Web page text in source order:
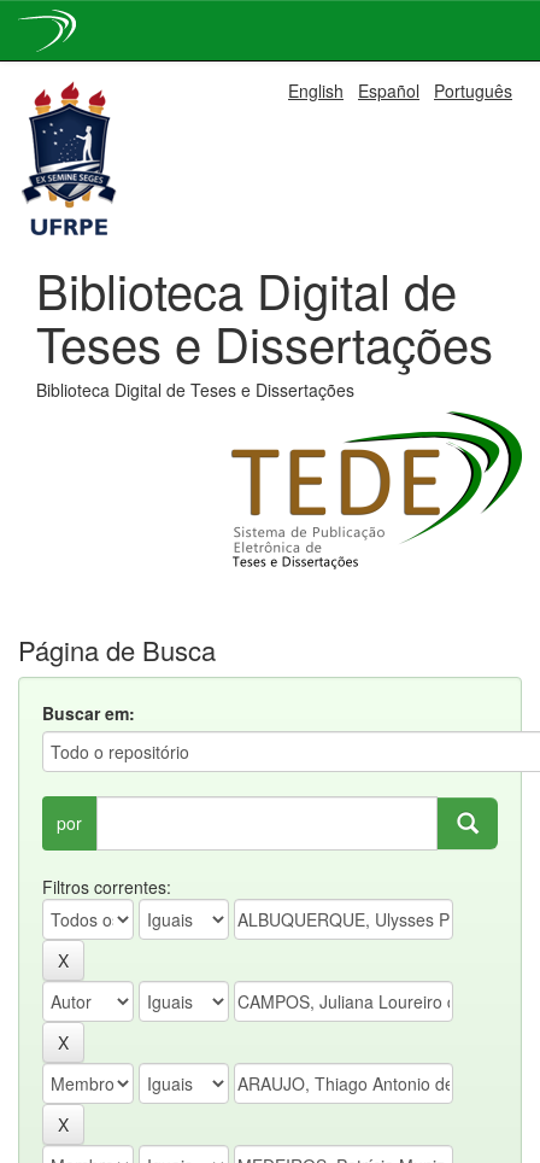
navigation
English Español Português
Biblioteca Digital de
Teses e Dissertações
Biblioteca Digital de Teses e Dissertações
Página de Busca
Buscar em:
por
Filtros correntes: